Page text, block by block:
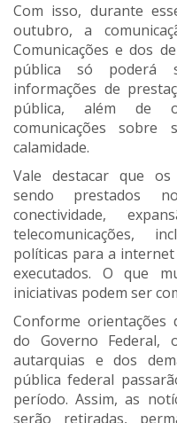
Com isso, durante
outubro, a
Comunicações e dos
pública só poderá
informações de
pública, além de
comunicações sobre
calamidade.
Vale destacar que os
sendo prestados
conectividade,
telecomunicações,
políticas para a internet
executados. O que
iniciativas podem ser
Conforme orientações
do Governo Federal,
autarquias e dos
pública federal
período. Assim, as
serão retiradas,